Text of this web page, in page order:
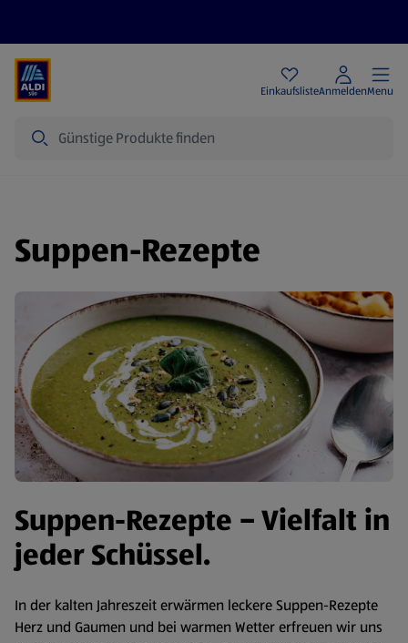
EinkaufslisteAnmeldenMenu
Suppen-Rezepte
Suppen-Rezepte – Vielfalt in
jeder Schüssel.
In der kalten Jahreszeit erwärmen leckere Suppen-Rezepte
Herz und Gaumen und bei warmen Wetter erfreuen wir uns